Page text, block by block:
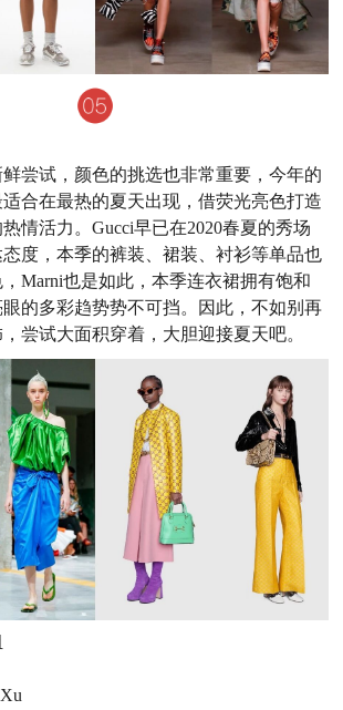
尝试，颜色的挑选也非常重要，今年的
合在最热的夏天出现，借荧光亮色打造
情活力。Gucci早已在2020春夏的秀场
态度，本季的裤装、裙装、衬衫等单品也
Marni也是如此，本季连衣裙拥有饱和
的多彩趋势势不可挡。因此，不如别再
尝试大面积穿着，大胆迎接夏天吧。